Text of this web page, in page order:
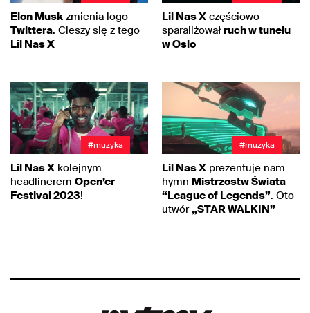
Elon Musk zmienia logo
Twittera. Cieszy się z tego
Lil Nas X
Lil Nas X częściowo
sparaliżował ruch w tunelu
w Oslo
#muzyka
Lil Nas X kolejnym
headlinerem Open’er
Festival 2023!
#muzyka
Lil Nas X prezentuje nam
hymn Mistrzostw Świata
“League of Legends”. Oto
utwór„STAR WALKIN”